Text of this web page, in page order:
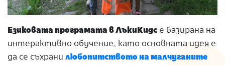
Езиковата програмата в ЛъкиКидс е базирана на
интерактивно обучение, като основната идея е
да се съхрани любопитството на малчуганите